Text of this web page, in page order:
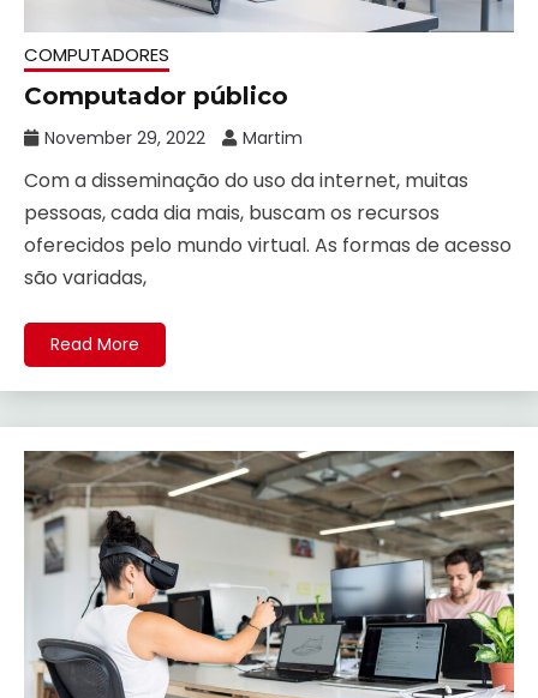
COMPUTADORES
Computador público
November 29, 2022 Martim
Com a disseminação do uso da internet, muitas
pessoas, cada dia mais, buscam os recursos
oferecidos pelo mundo virtual. As formas de acesso
são variadas,
Read More